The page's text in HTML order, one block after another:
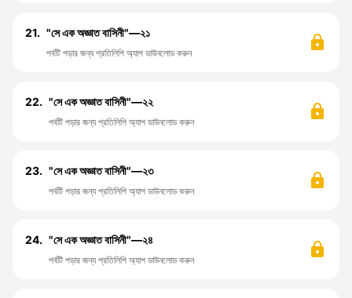
21. "সে এক অজ্ঞাত বাসিনী"—২১
পর্বটি পড়ার জন্য প্রতিলিপি অ্যাপ ডাউনলোড করুন
22. "সে এক অজ্ঞাত বাসিনী"—২২
পর্বটি পড়ার জন্য প্রতিলিপি অ্যাপ ডাউনলোড করুন
23. "সে এক অজ্ঞাত বাসিনী"—২৩
পর্বটি পড়ার জন্য প্রতিলিপি অ্যাপ ডাউনলোড করুন
24. "সে এক অজ্ঞাত বাসিনী"—২৪
পর্বটি পড়ার জন্য প্রতিলিপি অ্যাপ ডাউনলোড করুন